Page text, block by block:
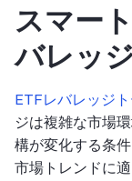
スマー
バレッ
ETFレバレッジ
ジは複雑な市場
構が変化する条件
市場トレンドに適